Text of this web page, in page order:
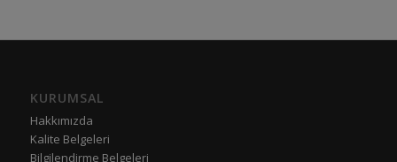
KURUMSAL
Hakkımızda
Kalite Belgeleri
Bilgilendirme Belgeleri